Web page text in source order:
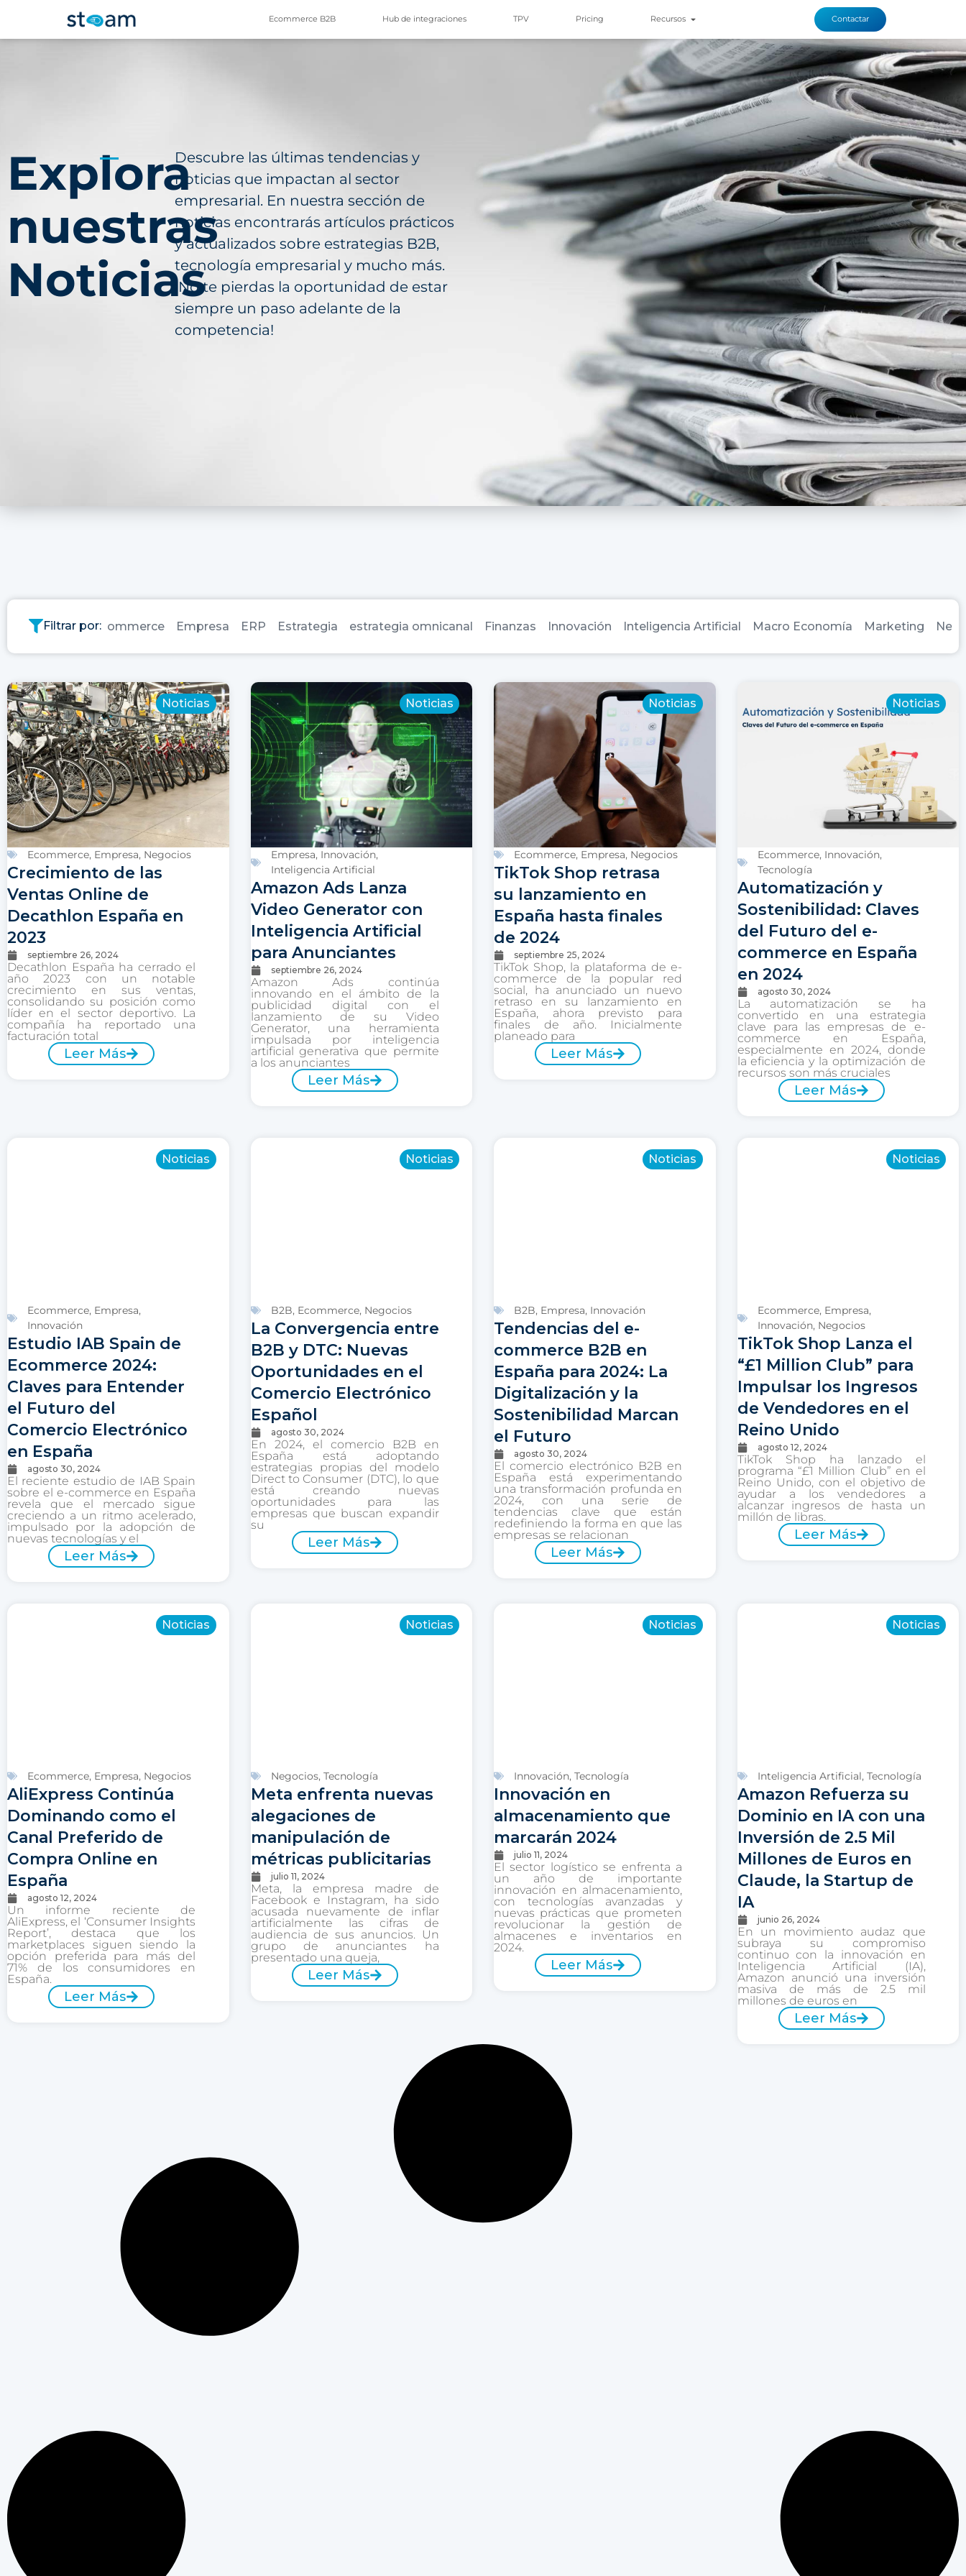
Ecommerce B2B Hub de integraciones TPV Pricing Recursos Contactar
Explora
nuestras
Noticias
Descubre las últimas tendencias y
noticias que impactan al sector
empresarial. En nuestra sección de
noticias encontrarás artículos prácticos
y actualizados sobre estrategias B2B,
tecnología empresarial y mucho más.
¡No te pierdas la oportunidad de estar
siempre un paso adelante de la
competencia!
Filtrar por:
Banca CMS Ecommerce Empresa ERP Estrategia estrategia omnicanal Finanzas Innovación Inteligencia Artificial Macro Economía Marketing
Noticias
Ecommerce, Empresa, Negocios
Crecimiento de las
Ventas Online de
Decathlon España en
2023
septiembre 26, 2024
Decathlon España ha cerrado el
año 2023 con un notable
crecimiento en sus ventas,
consolidando su posición como
líder en el sector deportivo. La
compañía ha reportado una
facturación total
Leer Más
Noticias
Empresa, Innovación,
Inteligencia Artificial
Amazon Ads Lanza
Video Generator con
Inteligencia Artificial
para Anunciantes
septiembre 26, 2024
Amazon Ads continúa
innovando en el ámbito de la
publicidad digital con el
lanzamiento de su Video
Generator, una herramienta
impulsada por inteligencia
artificial generativa que permite
a los anunciantes
Leer Más
Noticias
Ecommerce, Empresa, Negocios
TikTok Shop retrasa
su lanzamiento en
España hasta finales
de 2024
septiembre 25, 2024
TikTok Shop, la plataforma de e-
commerce de la popular red
social, ha anunciado un nuevo
retraso en su lanzamiento en
España, ahora previsto para
finales de año. Inicialmente
planeado para
Leer Más
Noticias
Ecommerce, Innovación,
Tecnología
Automatización y
Sostenibilidad: Claves
del Futuro del e-
commerce en España
en 2024
agosto 30, 2024
La automatización se ha
convertido en una estrategia
clave para las empresas de e-
commerce en España,
especialmente en 2024, donde
la eficiencia y la optimización de
recursos son más cruciales
Leer Más
Noticias
Ecommerce, Empresa,
Innovación
Estudio IAB Spain de
Ecommerce 2024:
Claves para Entender
el Futuro del
Comercio Electrónico
en España
agosto 30, 2024
El reciente estudio de IAB Spain
sobre el e-commerce en España
revela que el mercado sigue
creciendo a un ritmo acelerado,
impulsado por la adopción de
nuevas tecnologías y el
Leer Más
Noticias
B2B, Ecommerce, Negocios
La Convergencia entre
B2B y DTC: Nuevas
Oportunidades en el
Comercio Electrónico
Español
agosto 30, 2024
En 2024, el comercio B2B en
España está adoptando
estrategias propias del modelo
Direct to Consumer (DTC), lo que
está creando nuevas
oportunidades para las
empresas que buscan expandir
su
Leer Más
Noticias
B2B, Empresa, Innovación
Tendencias del e-
commerce B2B en
España para 2024: La
Digitalización y la
Sostenibilidad Marcan
el Futuro
agosto 30, 2024
El comercio electrónico B2B en
España está experimentando
una transformación profunda en
2024, con una serie de
tendencias clave que están
redefiniendo la forma en que las
empresas se relacionan
Leer Más
Noticias
Ecommerce, Empresa,
Innovación, Negocios
TikTok Shop Lanza el
“£1 Million Club” para
Impulsar los Ingresos
de Vendedores en el
Reino Unido
agosto 12, 2024
TikTok Shop ha lanzado el
programa “£1 Million Club” en el
Reino Unido, con el objetivo de
ayudar a los vendedores a
alcanzar ingresos de hasta un
millón de libras.
Leer Más
Noticias
Ecommerce, Empresa, Negocios
AliExpress Continúa
Dominando como el
Canal Preferido de
Compra Online en
España
agosto 12, 2024
Un informe reciente de
AliExpress, el ‘Consumer Insights
Report’, destaca que los
marketplaces siguen siendo la
opción preferida para más del
71% de los consumidores en
España.
Leer Más
Noticias
Negocios, Tecnología
Meta enfrenta nuevas
alegaciones de
manipulación de
métricas publicitarias
julio 11, 2024
Meta, la empresa madre de
Facebook e Instagram, ha sido
acusada nuevamente de inflar
artificialmente las cifras de
audiencia de sus anuncios. Un
grupo de anunciantes ha
presentado una queja,
Leer Más
Noticias
Innovación, Tecnología
Innovación en
almacenamiento que
marcarán 2024
julio 11, 2024
El sector logístico se enfrenta a
un año de importante
innovación en almacenamiento,
con tecnologías avanzadas y
nuevas prácticas que prometen
revolucionar la gestión de
almacenes e inventarios en
2024.
Leer Más
Noticias
Inteligencia Artificial, Tecnología
Amazon Refuerza su
Dominio en IA con una
Inversión de 2.5 Mil
Millones de Euros en
Claude, la Startup de
IA
junio 26, 2024
En un movimiento audaz que
subraya su compromiso
continuo con la innovación en
Inteligencia Artificial (IA),
Amazon anunció una inversión
masiva de más de 2.5 mil
millones de euros en
Leer Más